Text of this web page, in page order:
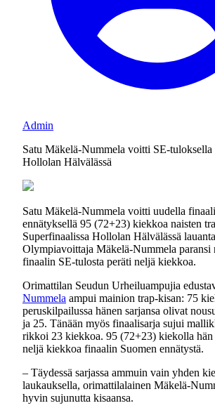
Admin
Satu Mäkelä-Nummela voitti SE-tuloksella
Hollolan Hälvälässä
Satu Mäkelä-Nummela voitti uudella
ennätyksellä 95 (72+23) kiekkoa naisten
Superfinaalissa Hollolan Hälvälässä
Olympiavoittaja Mäkelä-Nummela paransi
finaalin SE-tulosta peräti neljä kiekkoa.
Orimattilan Seudun Urheiluampujia
Nummela ampui mainion trap-kisan: 75
peruskilpailussa hänen sarjansa olivat
ja 25. Tänään myös finaalisarja sujui
rikkoi 23 kiekkoa. 95 (72+23) kiekolla hän
neljä kiekkoa finaalin Suomen ennätystä.
– Täydessä sarjassa ammuin vain yhden
laukauksella, orimattilalainen Mäkelä-
hyvin sujunutta kisaansa.